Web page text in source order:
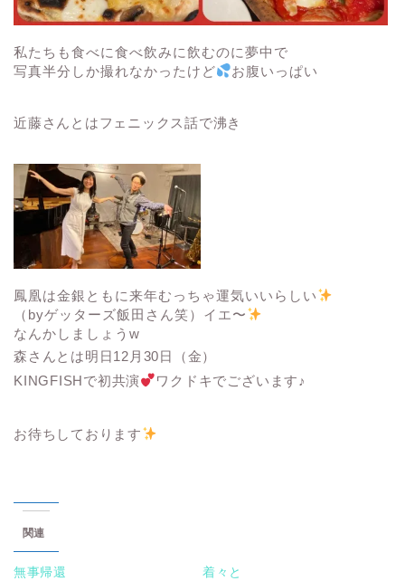
私たちも食べに食べ飲みに飲むのに夢中で
写真半分しか撮れなかったけど
お腹いっぱい
近藤さんとはフェニックス話で沸き
鳳凰は金銀ともに来年むっちゃ運気いいらしい
（byゲッターズ飯田さん笑）イエ〜
なんかしましょうw
森さんとは明日12月30日（金）
KINGFISHで初共演
ワクドキでございます♪
お待ちしております
関連
無事帰還
着々と